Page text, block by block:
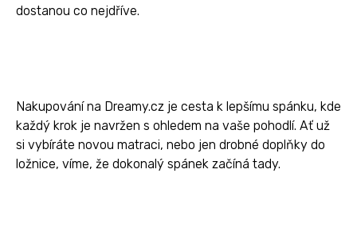
dostanou co nejdříve.
Nakupování na Dreamy.cz je cesta k lepšímu spánku, kde
každý krok je navržen s ohledem na vaše pohodlí. Ať už
si vybíráte novou matraci, nebo jen drobné doplňky do
ložnice, víme, že dokonalý spánek začíná tady.